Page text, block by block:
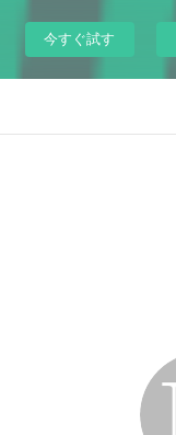
今すぐ試す